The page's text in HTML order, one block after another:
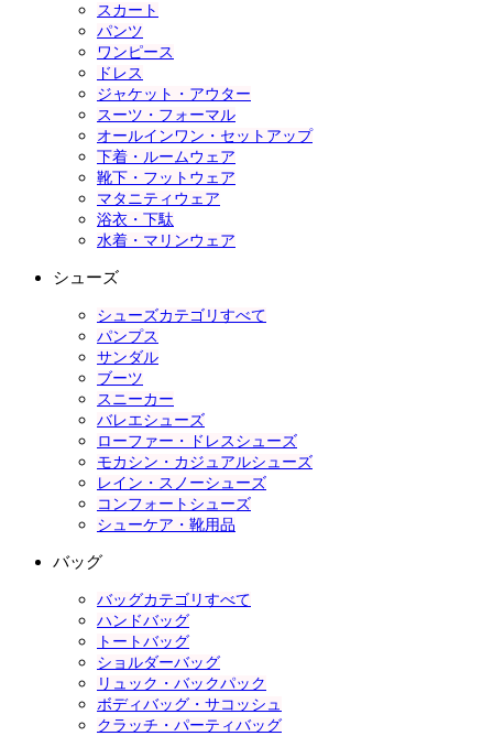
スカート
パンツ
ワンピース
ドレス
ジャケット・アウター
スーツ・フォーマル
オールインワン・セットアップ
下着・ルームウェア
靴下・フットウェア
マタニティウェア
浴衣・下駄
水着・マリンウェア
シューズ
シューズカテゴリすべて
パンプス
サンダル
ブーツ
スニーカー
バレエシューズ
ローファー・ドレスシューズ
モカシン・カジュアルシューズ
レイン・スノーシューズ
コンフォートシューズ
シューケア・靴用品
バッグ
バッグカテゴリすべて
ハンドバッグ
トートバッグ
ショルダーバッグ
リュック・バックパック
ボディバッグ・サコッシュ
クラッチ・パーティバッグ